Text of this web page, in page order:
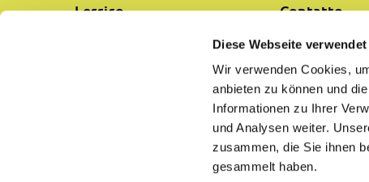
Diese Webseite
Wir verwenden Cookies,
anbieten zu können und
Informationen zu Ihrer
und Analysen weiter.
zusammen, die Sie ihnen
gesammelt haben.
Lessico Contatto
Protezione
Condizioni